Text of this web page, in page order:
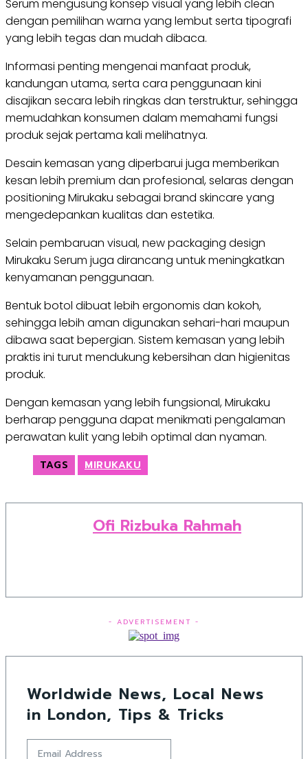
Serum mengusung konsep visual yang lebih clean
dengan pemilihan warna yang lembut serta tipografi
yang lebih tegas dan mudah dibaca.
Informasi penting mengenai manfaat produk,
kandungan utama, serta cara penggunaan kini
disajikan secara lebih ringkas dan terstruktur, sehingga
memudahkan konsumen dalam memahami fungsi
produk sejak pertama kali melihatnya.
Desain kemasan yang diperbarui juga memberikan
kesan lebih premium dan profesional, selaras dengan
positioning Mirukaku sebagai brand skincare yang
mengedepankan kualitas dan estetika.
Selain pembaruan visual, new packaging design
Mirukaku Serum juga dirancang untuk meningkatkan
kenyamanan penggunaan.
Bentuk botol dibuat lebih ergonomis dan kokoh,
sehingga lebih aman digunakan sehari-hari maupun
dibawa saat bepergian. Sistem kemasan yang lebih
praktis ini turut mendukung kebersihan dan higienitas
produk.
Dengan kemasan yang lebih fungsional, Mirukaku
berharap pengguna dapat menikmati pengalaman
perawatan kulit yang lebih optimal dan nyaman.
TAGS MIRUKAKU
Ofi Rizbuka Rahmah
- ADVERTISEMENT -
Worldwide News, Local News
in London, Tips & Tricks